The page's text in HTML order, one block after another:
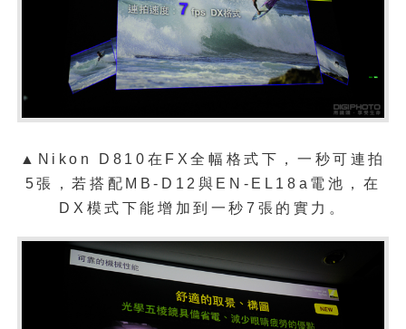
▲ Nikon D810在FX全幅格式下，一秒可連拍
5張，若搭配MB-D12與EN-EL18a電池，在
DX模式下能增加到一秒7張的實力。